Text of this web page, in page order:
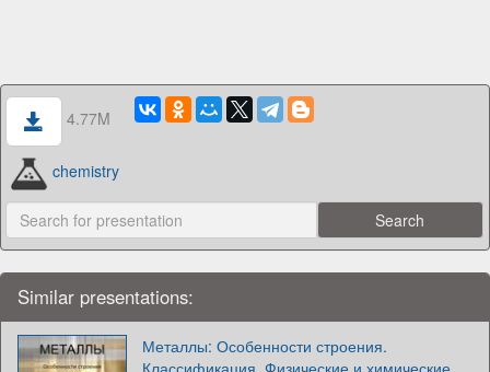
4.77M
chemistry
Similar presentations:
Металлы: Особенности строения.
Классификация. Физические и химические